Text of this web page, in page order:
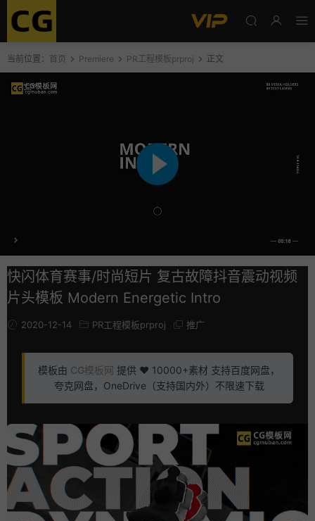
当前位置： 首页 Premiere PR工程模板prproj 正文
快闪体育赛事/时尚短片 复古故障抖音震动视频
片头模板 Modern Energetic Intro
2020-12-14 PR工程模板prproj 推广
模板由 CG模板网 提供 ❤️ 10000+素材 支持百度网盘，
夸克网盘，OneDrive（支持国内外）不限速下载